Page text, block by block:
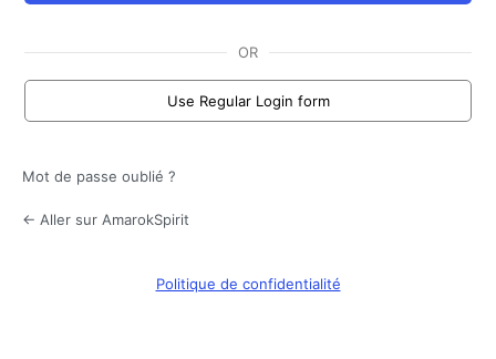
OR
Use Regular Login form
Mot de passe oublié ?
← Aller sur AmarokSpirit
Politique de confidentialité